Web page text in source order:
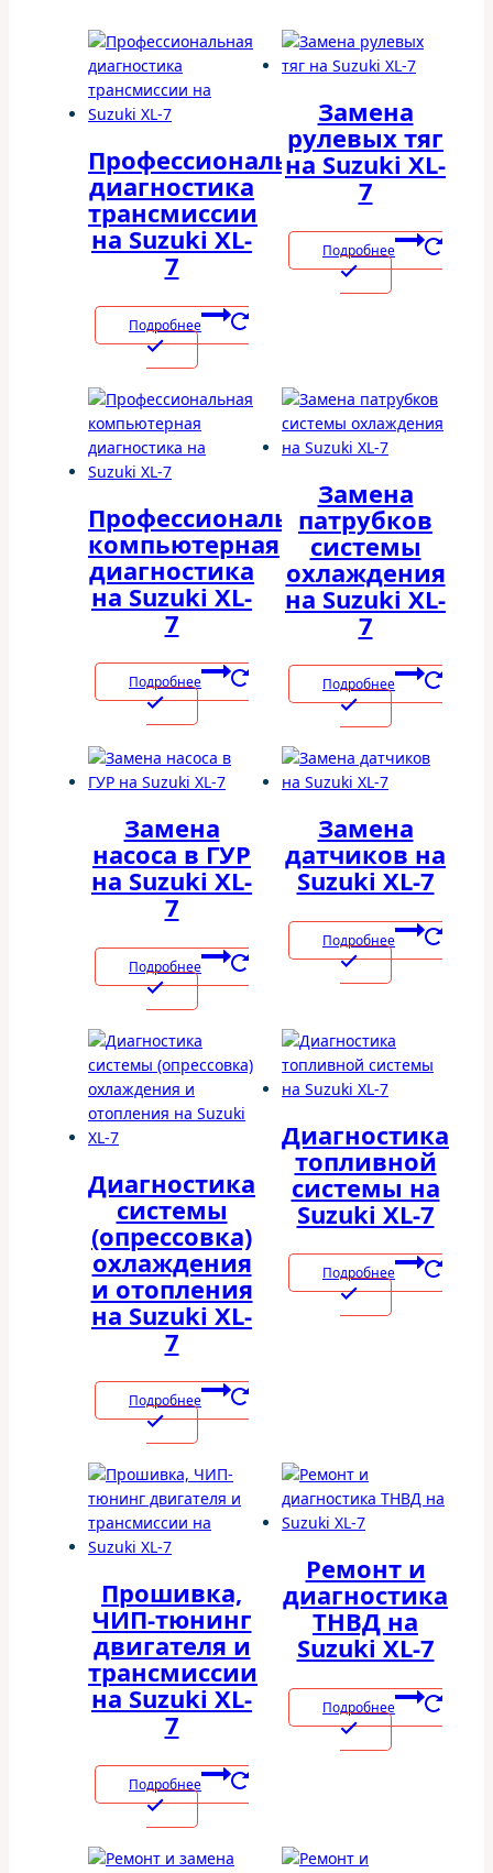
Профессиональная
диагностика
трансмиссии
на Suzuki XL-
7
Подробнее
Замена
рулевых тяг
на Suzuki XL-
7
Подробнее
Профессиональная
компьютерная
диагностика
на Suzuki XL-
7
Подробнее
Замена
патрубков
системы
охлаждения
на Suzuki XL-
7
Подробнее
Замена
насоса в ГУР
на Suzuki XL-
7
Подробнее
Замена
датчиков на
Suzuki XL-7
Подробнее
Диагностика
системы
(опрессовка)
охлаждения
и отопления
на Suzuki XL-
7
Подробнее
Диагностика
топливной
системы на
Suzuki XL-7
Подробнее
Прошивка,
ЧИП-тюнинг
двигателя и
трансмиссии
на Suzuki XL-
7
Подробнее
Ремонт и
диагностика
ТНВД на
Suzuki XL-7
Подробнее